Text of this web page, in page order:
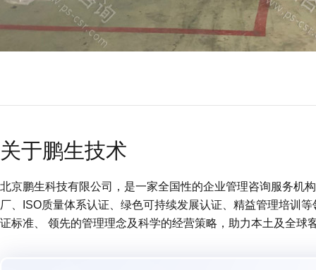
关于鹏生技术
北京鹏生科技有限公司，是一家全国性的企业管理咨询服务机
厂、ISO质量体系认证、绿色可持续发展认证、精益管理培训
证标准、 领先的管理理念及科学的经营策略，助力本土及全球